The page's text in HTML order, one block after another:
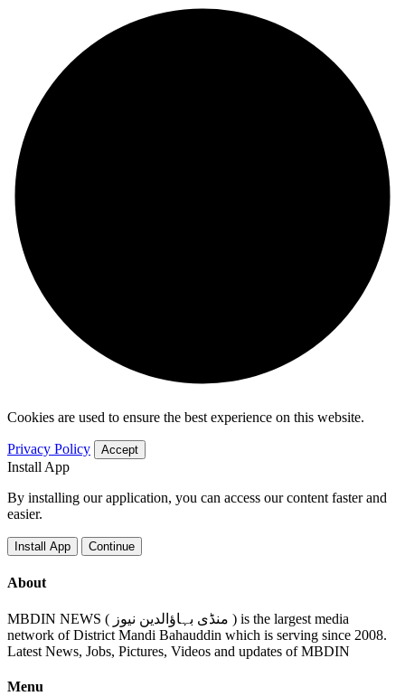
Cookies are used to ensure the best experience on this website.
Privacy Policy Accept
Install App
By installing our application, you can access our content faster and
easier.
Install App Continue
About
MBDIN NEWS ( منڈی بہاؤالدین نیوز ) is the largest media
network of District Mandi Bahauddin which is serving since 2008.
Latest News, Jobs, Pictures, Videos and updates of MBDIN
Menu